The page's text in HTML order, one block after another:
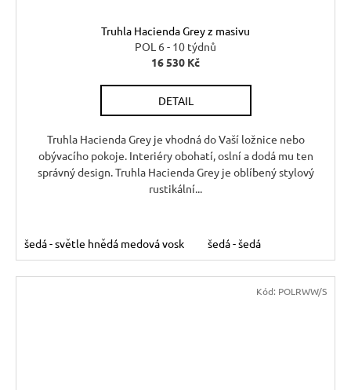
Truhla Hacienda Grey z masivu
POL 6 - 10 týdnů
16 530 Kč
DETAIL
Truhla Hacienda Grey je vhodná do Vaší ložnice nebo
obývacího pokoje. Interiéry obohatí, oslní a dodá mu ten
správný design. Truhla Hacienda Grey je oblíbený stylový
rustikální...
šedá - světle hnědá medová vosk šedá - šedá
Kód: POLRWW/S